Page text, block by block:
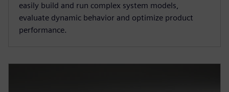
easily build and run complex system models,
evaluate dynamic behavior and optimize product
performance.